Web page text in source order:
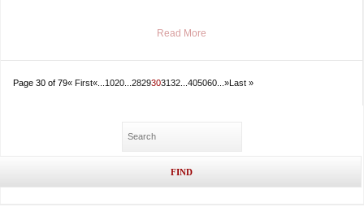
Read More
Page 30 of 79« First« 1020 2829303132 405060 »Last »